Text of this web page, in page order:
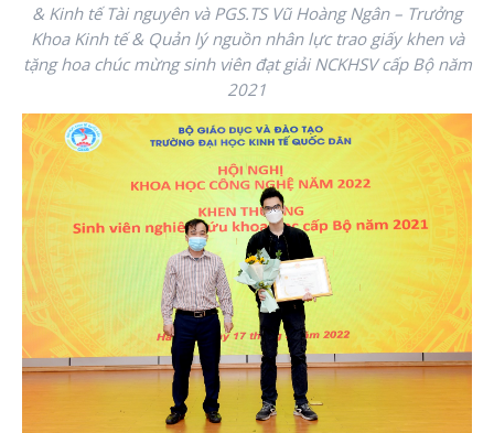
& Kinh tế Tài nguyên và PGS.TS Vũ Hoàng Ngân – Trưởng
Khoa Kinh tế & Quản lý nguồn nhân lực trao giấy khen và
tặng hoa chúc mừng sinh viên đạt giải NCKHSV cấp Bộ năm
2021